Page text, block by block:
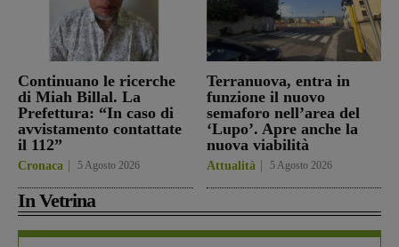
Continuano le ricerche
di Miah Billal. La
Prefettura: “In caso di
avvistamento contattate
il 112”
Cronaca 5 Agosto 2026
Terranuova, entra in
funzione il nuovo
semaforo nell’area del
‘Lupo’. Apre anche la
nuova viabilità
Attualità 5 Agosto 2026
In Vetrina